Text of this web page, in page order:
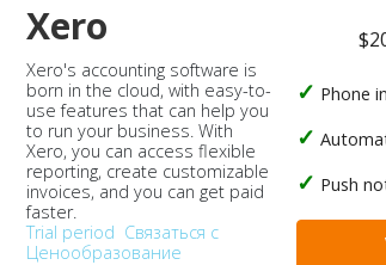
Xero
Xero's accounting software is
born in the cloud, with easy-to-
use features that can help you
to run your business. With
Xero, you can access flexible
reporting, create customizable
invoices, and you can get paid
faster.
Trial period Связаться с
Ценообразование
Phone
Push